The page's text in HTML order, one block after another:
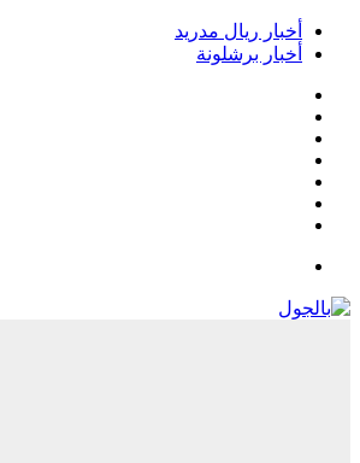
أخبار ريال مدريد
أخبار برشلونة